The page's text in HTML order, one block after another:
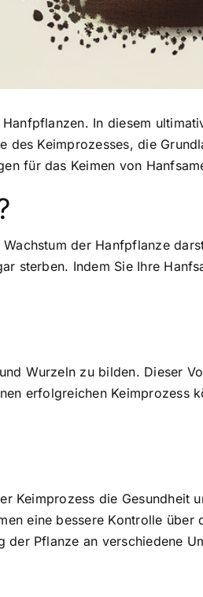
In diesem
Keimprozesses, die
für das Keimen von
der Hanfpflanze
Indem Sie Ihre
Wurzeln zu bilden. Dieser
erfolgreichen Keimprozess
Keimprozess die Gesundheit
eine bessere Kontrolle
Pflanze an verschiedene